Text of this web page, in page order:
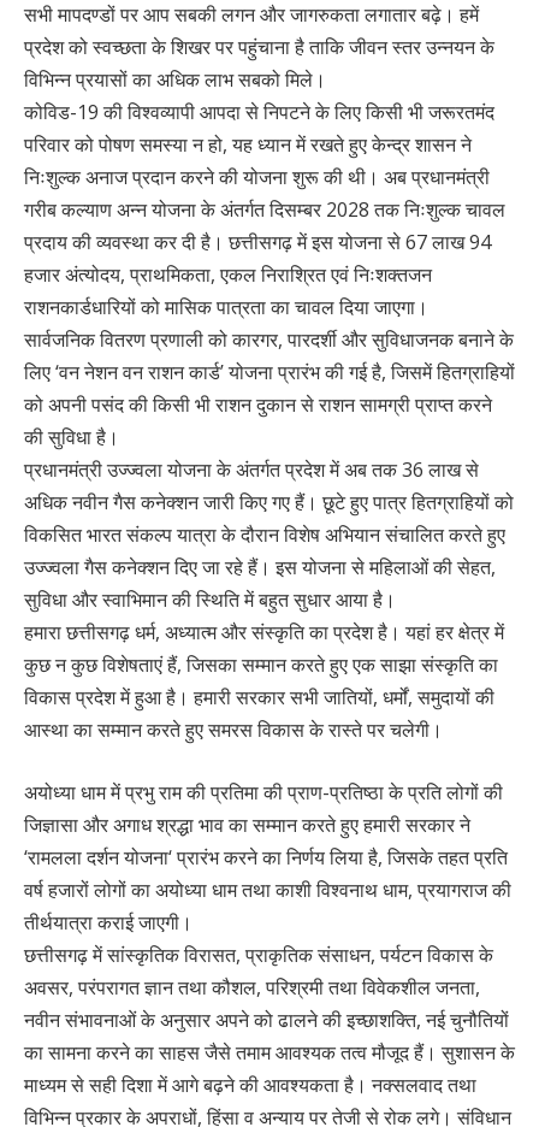
सभी मापदण्डों पर आप सबकी लगन और जागरुकता लगातार बढ़े। हमें
प्रदेश को स्वच्छता के शिखर पर पहुंचाना है ताकि जीवन स्तर उन्नयन के
विभिन्न प्रयासों का अधिक लाभ सबको मिले।
कोविड-19 की विश्वव्यापी आपदा से निपटने के लिए किसी भी जरूरतमंद
परिवार को पोषण समस्या न हो, यह ध्यान में रखते हुए केन्द्र शासन ने
निःशुल्क अनाज प्रदान करने की योजना शुरू की थी। अब प्रधानमंत्री
गरीब कल्याण अन्न योजना के अंतर्गत दिसम्बर 2028 तक निःशुल्क चावल
प्रदाय की व्यवस्था कर दी है। छत्तीसगढ़ में इस योजना से 67 लाख 94
हजार अंत्योदय, प्राथमिकता, एकल निराश्रित एवं निःशक्तजन
राशनकार्डधारियों को मासिक पात्रता का चावल दिया जाएगा।
सार्वजनिक वितरण प्रणाली को कारगर, पारदर्शी और सुविधाजनक बनाने के
लिए ‘वन नेशन वन राशन कार्ड’ योजना प्रारंभ की गई है, जिसमें हितग्राहियों
को अपनी पसंद की किसी भी राशन दुकान से राशन सामग्री प्राप्त करने
की सुविधा है।
प्रधानमंत्री उज्ज्वला योजना के अंतर्गत प्रदेश में अब तक 36 लाख से
अधिक नवीन गैस कनेक्शन जारी किए गए हैं। छूटे हुए पात्र हितग्राहियों को
विकसित भारत संकल्प यात्रा के दौरान विशेष अभियान संचालित करते हुए
उज्ज्वला गैस कनेक्शन दिए जा रहे हैं। इस योजना से महिलाओं की सेहत,
सुविधा और स्वाभिमान की स्थिति में बहुत सुधार आया है।
हमारा छत्तीसगढ़ धर्म, अध्यात्म और संस्कृति का प्रदेश है। यहां हर क्षेत्र में
कुछ न कुछ विशेषताएं हैं, जिसका सम्मान करते हुए एक साझा संस्कृति का
विकास प्रदेश में हुआ है। हमारी सरकार सभी जातियों, धर्मों, समुदायों की
आस्था का सम्मान करते हुए समरस विकास के रास्ते पर चलेगी।
अयोध्या धाम में प्रभु राम की प्रतिमा की प्राण-प्रतिष्ठा के प्रति लोगों की
जिज्ञासा और अगाध श्रद्धा भाव का सम्मान करते हुए हमारी सरकार ने
‘रामलला दर्शन योजना‘ प्रारंभ करने का निर्णय लिया है, जिसके तहत प्रति
वर्ष हजारों लोगों का अयोध्या धाम तथा काशी विश्वनाथ धाम, प्रयागराज की
तीर्थयात्रा कराई जाएगी।
छत्तीसगढ़ में सांस्कृतिक विरासत, प्राकृतिक संसाधन, पर्यटन विकास के
अवसर, परंपरागत ज्ञान तथा कौशल, परिश्रमी तथा विवेकशील जनता,
नवीन संभावनाओं के अनुसार अपने को ढालने की इच्छाशक्ति, नई चुनौतियों
का सामना करने का साहस जैसे तमाम आवश्यक तत्व मौजूद हैं। सुशासन के
माध्यम से सही दिशा में आगे बढ़ने की आवश्यकता है। नक्सलवाद तथा
विभिन्न प्रकार के अपराधों, हिंसा व अन्याय पर तेजी से रोक लगे। संविधान